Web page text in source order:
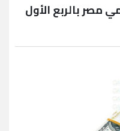
مصر بالربع الأول